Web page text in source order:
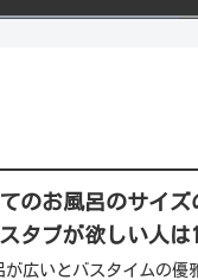
のお風呂のサイ
タブが欲しい人は
が広いとバスタイムの優